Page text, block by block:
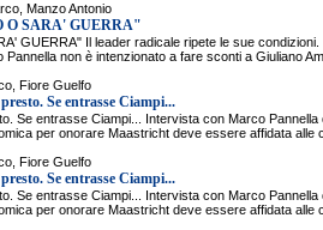
Manzo Antonio
O SARA' GUERRA"
GUERRA" Il leader radicale ripete le sue
non è intenzionato a fare sconti a Giuliano
Fiore Guelfo
Se entrasse Ciampi...
Se entrasse Ciampi... Intervista con Marco
per onorare Maastricht deve essere affidata alle
Fiore Guelfo
Se entrasse Ciampi...
Se entrasse Ciampi... Intervista con Marco
per onorare Maastricht deve essere affidata alle